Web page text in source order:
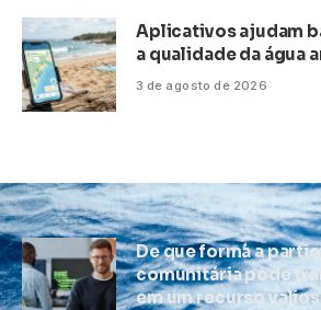
Aplicativos ajudam
a qualidade da água
3 de agosto de 2026
De que forma a
comunitária pode
em um recurso